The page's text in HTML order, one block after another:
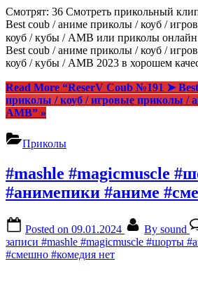
Смотрят: 36 Смотреть прикольный
Best coub / аниме приколы / коуб /
коуб / кубы / АМВ или приколы
Best coub / аниме приколы / коуб /
коуб / кубы / АМВ 2023 в хорошем
Read More “ReserV Coub №191 ➤
приколы / коуб / игровые приколы /
АМВ” »
Приколы
#mashle #magicmuscle
#анимепики #аниме
Posted on 09.01.2024 By sound
записи #mashle #magicmuscle #шорты
#смешно #комедия нет